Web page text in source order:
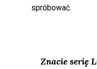
spróbować.
Znacie serię